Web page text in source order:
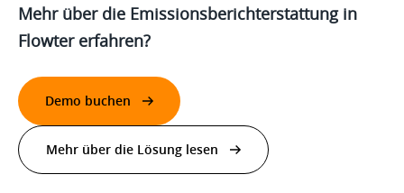
Mehr über die Emissionsberichterstattung in
Flowter erfahren?
Demo buchen
Mehr über die Lösung lesen